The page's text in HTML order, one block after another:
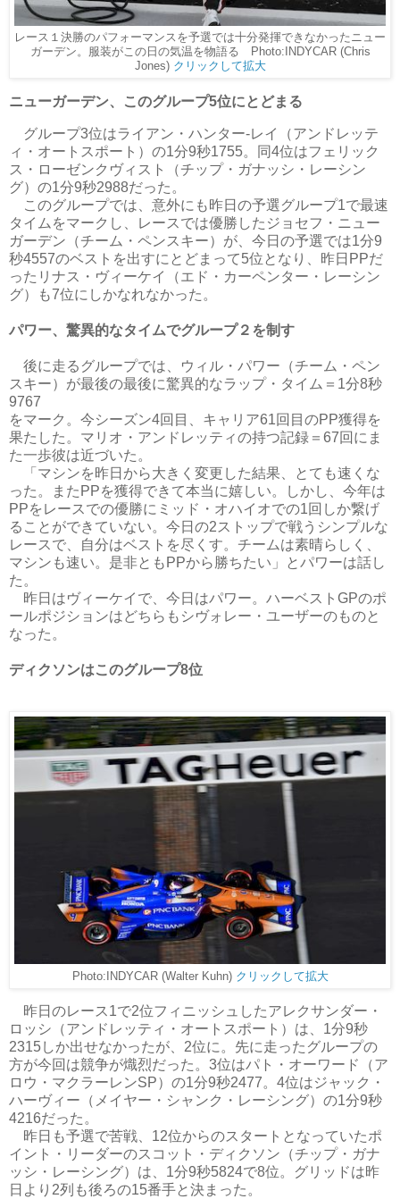
レース１決勝のパフォーマンスを予選では十分発揮できなかったニュー
ガーデン。服装がこの日の気温を物語る Photo:INDYCAR (Chris
Jones) クリックして拡大
ニューガーデン、このグループ5位にとどまる
グループ3位はライアン・ハンター-レイ（アンドレッテ
ィ・オートスポート）の1分9秒1755。同4位はフェリック
ス・ローゼンクヴィスト（チップ・ガナッシ・レーシン
グ）の1分9秒2988だった。
このグループでは、意外にも昨日の予選グループ1で最速
タイムをマークし、レースでは優勝したジョセフ・ニュー
ガーデン（チーム・ペンスキー）が、今日の予選では1分9
秒4557のベストを出すにとどまって5位となり、昨日PPだ
ったリナス・ヴィーケイ（エド・カーペンター・レーシン
グ）も7位にしかなれなかった。
パワー、驚異的なタイムでグループ２を制す
後に走るグループでは、ウィル・パワー（チーム・ペン
スキー）が最後の最後に驚異的なラップ・タイム＝1分8秒
9767
をマーク。今シーズン4回目、キャリア61回目のPP獲得を
果たした。マリオ・アンドレッティの持つ記録＝67回にま
た一歩彼は近づいた。
「マシンを昨日から大きく変更した結果、とても速くな
った。またPPを獲得できて本当に嬉しい。しかし、今年は
PPをレースでの優勝にミッド・オハイオでの1回しか繋げ
ることができていない。今日の2ストップで戦うシンプルな
レースで、自分はベストを尽くす。チームは素晴らしく、
マシンも速い。是非ともPPから勝ちたい」とパワーは話し
た。
昨日はヴィーケイで、今日はパワー。ハーベストGPのポ
ールポジションはどちらもシヴォレー・ユーザーのものと
なった。
ディクソンはこのグループ8位
Photo:INDYCAR (Walter Kuhn) クリックして拡大
昨日のレース1で2位フィニッシュしたアレクサンダー・
ロッシ（アンドレッティ・オートスポート）は、1分9秒
2315しか出せなかったが、2位に。先に走ったグループの
方が今回は競争が熾烈だった。3位はパト・オーワード（ア
ロウ・マクラーレンSP）の1分9秒2477。4位はジャック・
ハーヴィー（メイヤー・シャンク・レーシング）の1分9秒
4216だった。
昨日も予選で苦戦、12位からのスタートとなっていたポ
イント・リーダーのスコット・ディクソン（チップ・ガナ
ッシ・レーシング）は、1分9秒5824で8位。グリッドは昨
日より2列も後ろの15番手と決まった。